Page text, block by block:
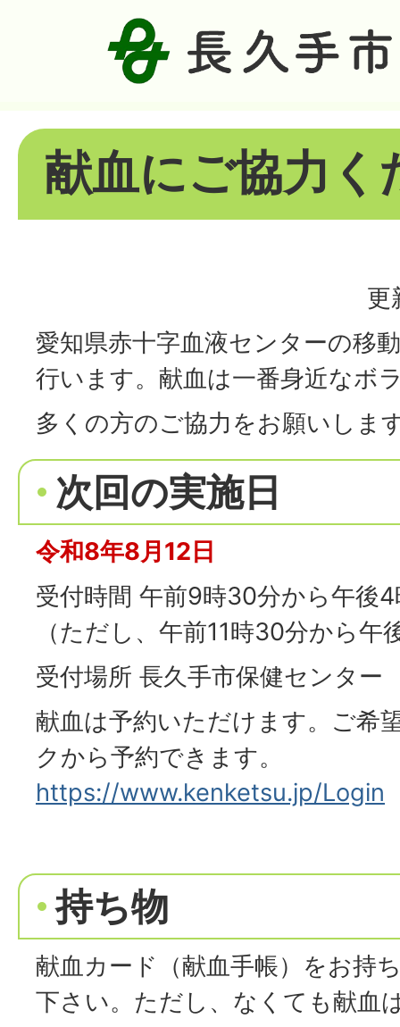
献血にご協力く
更
愛知県赤十字血液センターの移
行います。献血は一番身近なボ
多くの方のご協力をお願いしま
次回の実施日
令和8年8月12日
受付時間 午前9時30分から午後
（ただし、午前11時30分から午
受付場所 長久手市保健センター
献血は予約いただけます。ご希
クから予約できます。
https://www.kenketsu.jp/Login
持ち物
献血カード（献血手帳）をお持
下さい。ただし、なくても献血